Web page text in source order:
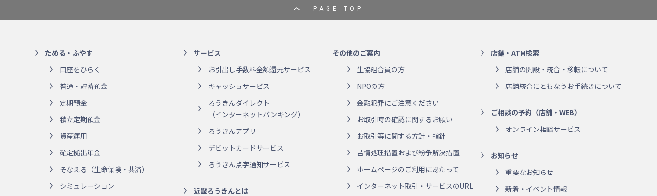
PAGE TOP
ためる・ふやす
口座をひらく
普通・貯蓄預金
定期預金
積立定期預金
資産運用
確定拠出年金
そなえる（生命保険・共済）
シミュレーション
サービス
お引出し手数料全額還元サービス
キャッシュサービス
ろうきんダイレクト
（インターネットバンキング）
ろうきんアプリ
デビットカードサービス
ろうきん点字通知サービス
近畿ろうきんとは
その他のご案内
生協組合員の方
NPOの方
金融犯罪にご注意ください
お取引時の確認に関するお願い
お取引等に関する方針・指針
苦情処理措置および紛争解決措置
ホームページのご利用にあたって
インターネット取引・サービスのURL
店舗・ATM検索
店舗の開設・統合・移転について
店舗統合にともなうお手続きについて
ご相談の予約（店舗・WEB）
オンライン相談サービス
お知らせ
重要なお知らせ
新着・イベント情報